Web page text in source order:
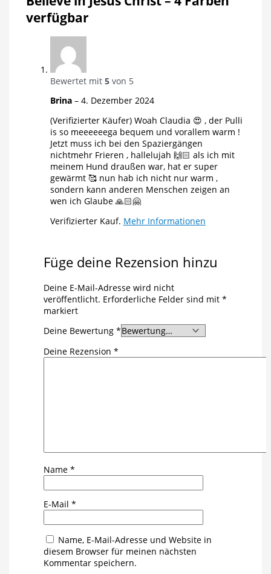
verfügbar
Bewertet mit 5von 5
Brina – 4. Dezember 2024
(Verifizierter Käufer) Woah Claudia 😍 , der Pulli
is so meeeeeega bequem und vorallem warm !
Jetzt muss ich bei den Spaziergängen
nichtmehr Frieren , hallelujah 🙌🏻 als ich mit
meinem Hund draußen war, hat er super
gewärmt 🥰 nun hab ich nicht nur warm ,
sondern kann anderen Menschen zeigen an
wen ich Glaube 🙏🏻🤗
Verifizierter Kauf. Mehr Informationen
Füge deine Rezension hinzu
Deine E-Mail-Adresse wird nicht
veröffentlicht. Erforderliche Felder sind mit *
markiert
Deine Bewertung *
Deine Rezension *
Name *
E-Mail *
Name, E-Mail-Adresse und Website in
diesem Browser für meinen nächsten
Kommentar speichern.